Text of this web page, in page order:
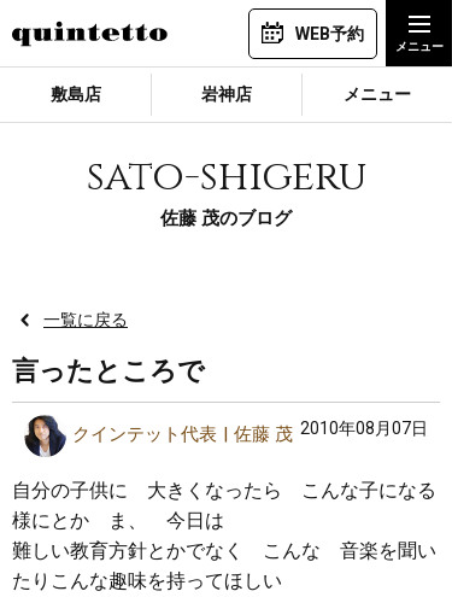
WEB予約
敷島店 岩神店 メニュー
sato-shigeru
佐藤 茂のブログ
一覧に戻る
言ったところで
クインテット代表 佐藤 茂 2010年08月07日
自分の子供に 大きくなったら こんな子になる
様にとか ま、 今日は
難しい教育方針とかでなく こんな 音楽を聞い
たりこんな趣味を持ってほしい